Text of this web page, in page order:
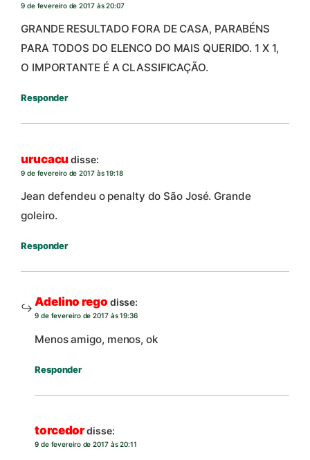
9 de fevereiro de 2017 às 20:07
GRANDE RESULTADO FORA DE CASA, PARABÉNS
PARA TODOS DO ELENCO DO MAIS QUERIDO. 1 X 1,
O IMPORTANTE É A CLASSIFICAÇÃO.
Responder
urucacudisse:
9 de fevereiro de 2017 às 19:18
Jean defendeu o penalty do São José. Grande
goleiro.
Responder
Adelino rego disse:
9 de fevereiro de 2017 às 19:36
Menos amigo, menos, ok
Responder
torcedordisse:
9 de fevereiro de 2017 às 20:11